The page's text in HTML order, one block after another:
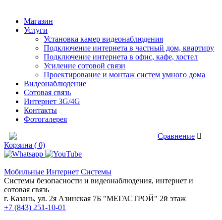
Магазин
Услуги
Установка камер видеонаблюдения
Подключение интернета в частный дом, квартиру
Подключение интернета в офис, кафе, хостел
Усиление сотовой связи
Проектирование и монтаж систем умного дома
Видеонаблюдение
Сотовая связь
Интернет 3G/4G
Контакты
Фотогалерея
Сравнение
Корзина ( 0)
Мобильные Интернет Системы
Системы безопасности и видеонаблюдения, интернет и
сотовая связь
г. Казань, ул. 2я Азинская 7Б "МЕГАСТРОЙ" 2й этаж
+7 (843) 251-10-01